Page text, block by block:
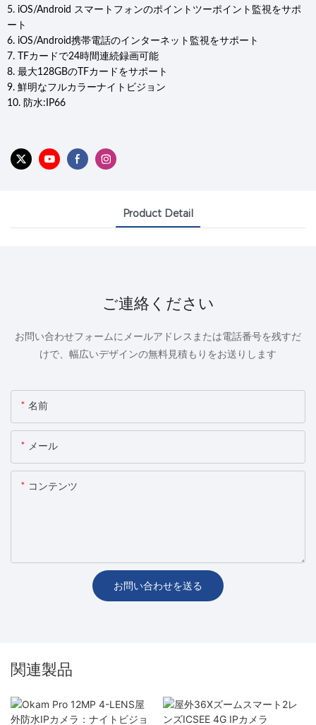
5. iOS/Android スマートフォンのポイントツーポイント監視をサポ
ート
6. iOS/Android携帯電話のインターネット監視をサポート
7. TFカードで24時間連続録画可能
8. 最大128GBのTFカードをサポート
9. 鮮明なフルカラーナイトビジョン
10. 防水:IP66
Product Detail
ご連絡ください
お問い合わせフォームにメールアドレスまたは電話番号を残すだ
けで、幅広いデザインの無料見積もりをお送りします
名前
メール
コンテンツ
お問い合わせを送る
関連製品